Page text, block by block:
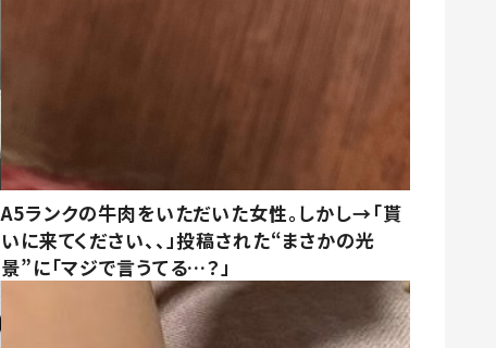
A5ランクの牛肉をいただいた女性。しかし→「貰
いに来てください、、」投稿された“まさかの光
景”に「マジで言うてる…？」